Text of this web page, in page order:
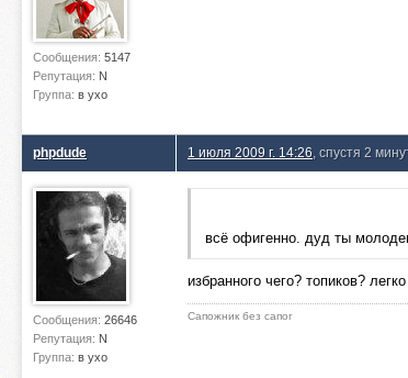
Сообщения: 5147
Репутация: N
Группа: в ухо
phpdude
Сообщения: 26646
Репутация: N
Группа: в ухо
1 июля 2009 г. 14:26 , спустя 2
всё офигенно. дуд ты
избранного чего? топиков?
Сапожник без сапог